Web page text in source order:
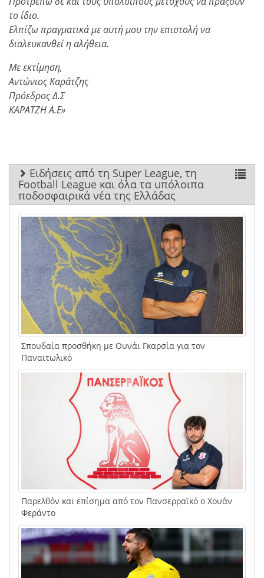
το ίδιο.
Ελπίζω πραγματικά με αυτή μου την επιστολή να
διαλευκανθεί η αλήθεια.
Με εκτίμηση,
Αντώνιος Καράτζης
Πρόεδρος Δ.Σ
ΚΑΡΑΤΖΗ Α.Ε»
Ειδήσεις από τη Super League, τη
Football League και όλα τα υπόλοιπα
ποδοσφαιρικά νέα της Ελλάδας
Σπουδαία προσθήκη με Ουνάι Γκαρσία για τον
Παναιτωλικό
Παρελθόν και επίσημα από τον Πανσερραϊκό ο Χουάν
Φεράντο